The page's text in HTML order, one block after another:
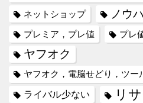
ネットショップ ノウ
プレミア，プレ値 プレ
ヤフオク
ヤフオク，電脳せどり，ツー
ライバル少ない リ